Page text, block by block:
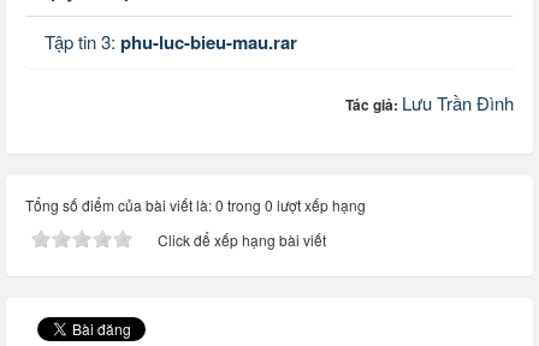
Tập tin 3: phu-luc-bieu-mau.rar
Tác giả: Lưu Trần Đình
Tổng số điểm của bài viết là: 0 trong 0 lượt xếp hạng
Click để xếp hạng bài viết